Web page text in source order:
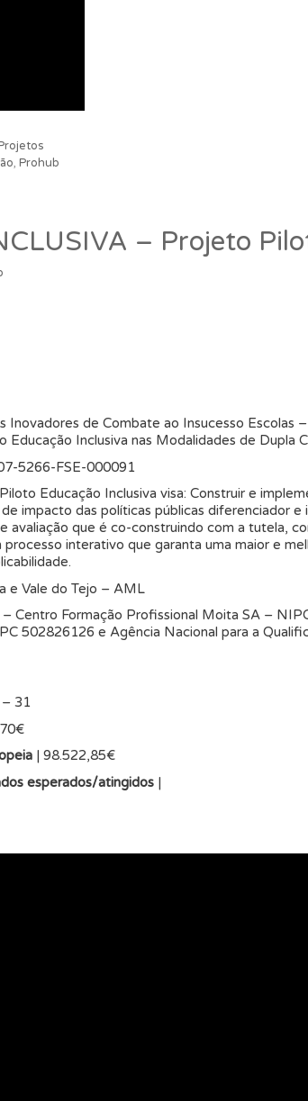
,Prohub
– Projeto
Inovadores de Combate ao Insucesso Escolas
Inclusiva nas Modalidades de Dupla
5266-FSE-000091
Educação Inclusiva visa: Construir e
impacto das políticas públicas diferenciador e
avaliação que é co-construindo com a tutela,
processo interativo que garanta uma maior e
e Vale do Tejo – AML
Centro Formação Profissional Moita SA –
502826126 e Agência Nacional para a
31
| 98.522,85€
esperados/atingidos |